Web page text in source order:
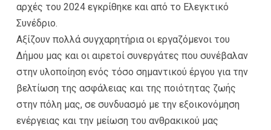
αρχές του 2024 εγκρίθηκε και από το Ελεγκτικό
Συνέδριο.
Αξίζουν πολλά συγχαρητήρια οι εργαζόμενοι του
Δήμου μας και οι αιρετοί συνεργάτες που συνέβαλαν
στην υλοποίηση ενός τόσο σημαντικού έργου για την
βελτίωση της ασφάλειας και της ποιότητας ζωής
στην πόλη μας, σε συνδυασμό με την εξοικονόμηση
ενέργειας και την μείωση του ανθρακικού μας